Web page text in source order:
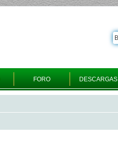
FORO DESCARGAS